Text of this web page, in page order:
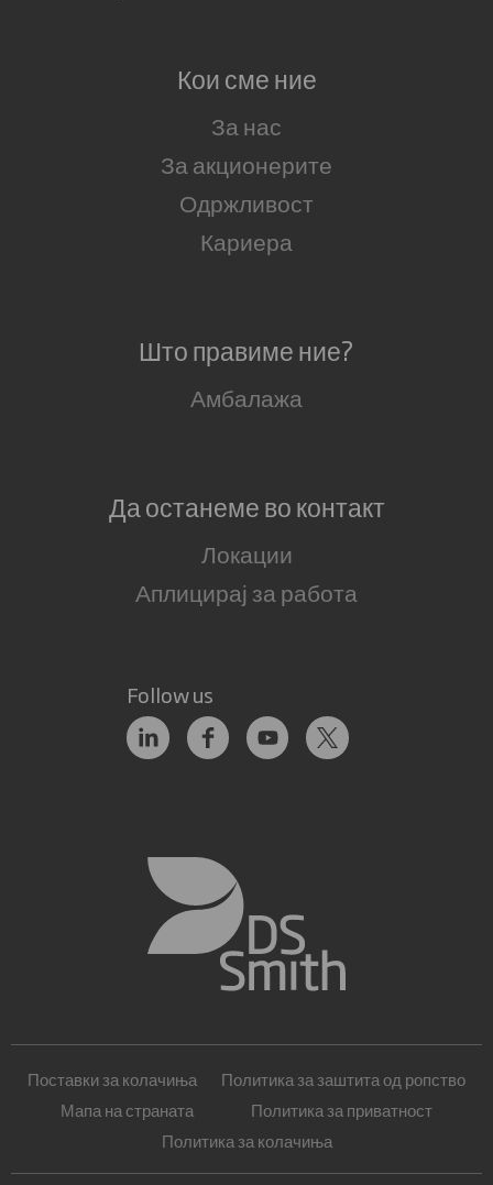
Кои сме ние
За нас
За акционерите
Одржливост
Кариера
Што правиме ние?
Амбалажа
Да останеме во контакт
Локации
Аплицирај за работа
Follow us
Поставки за колачиња
Политика за заштита од ропство
Мапа на страната
Политика за приватност
Политика за колачиња